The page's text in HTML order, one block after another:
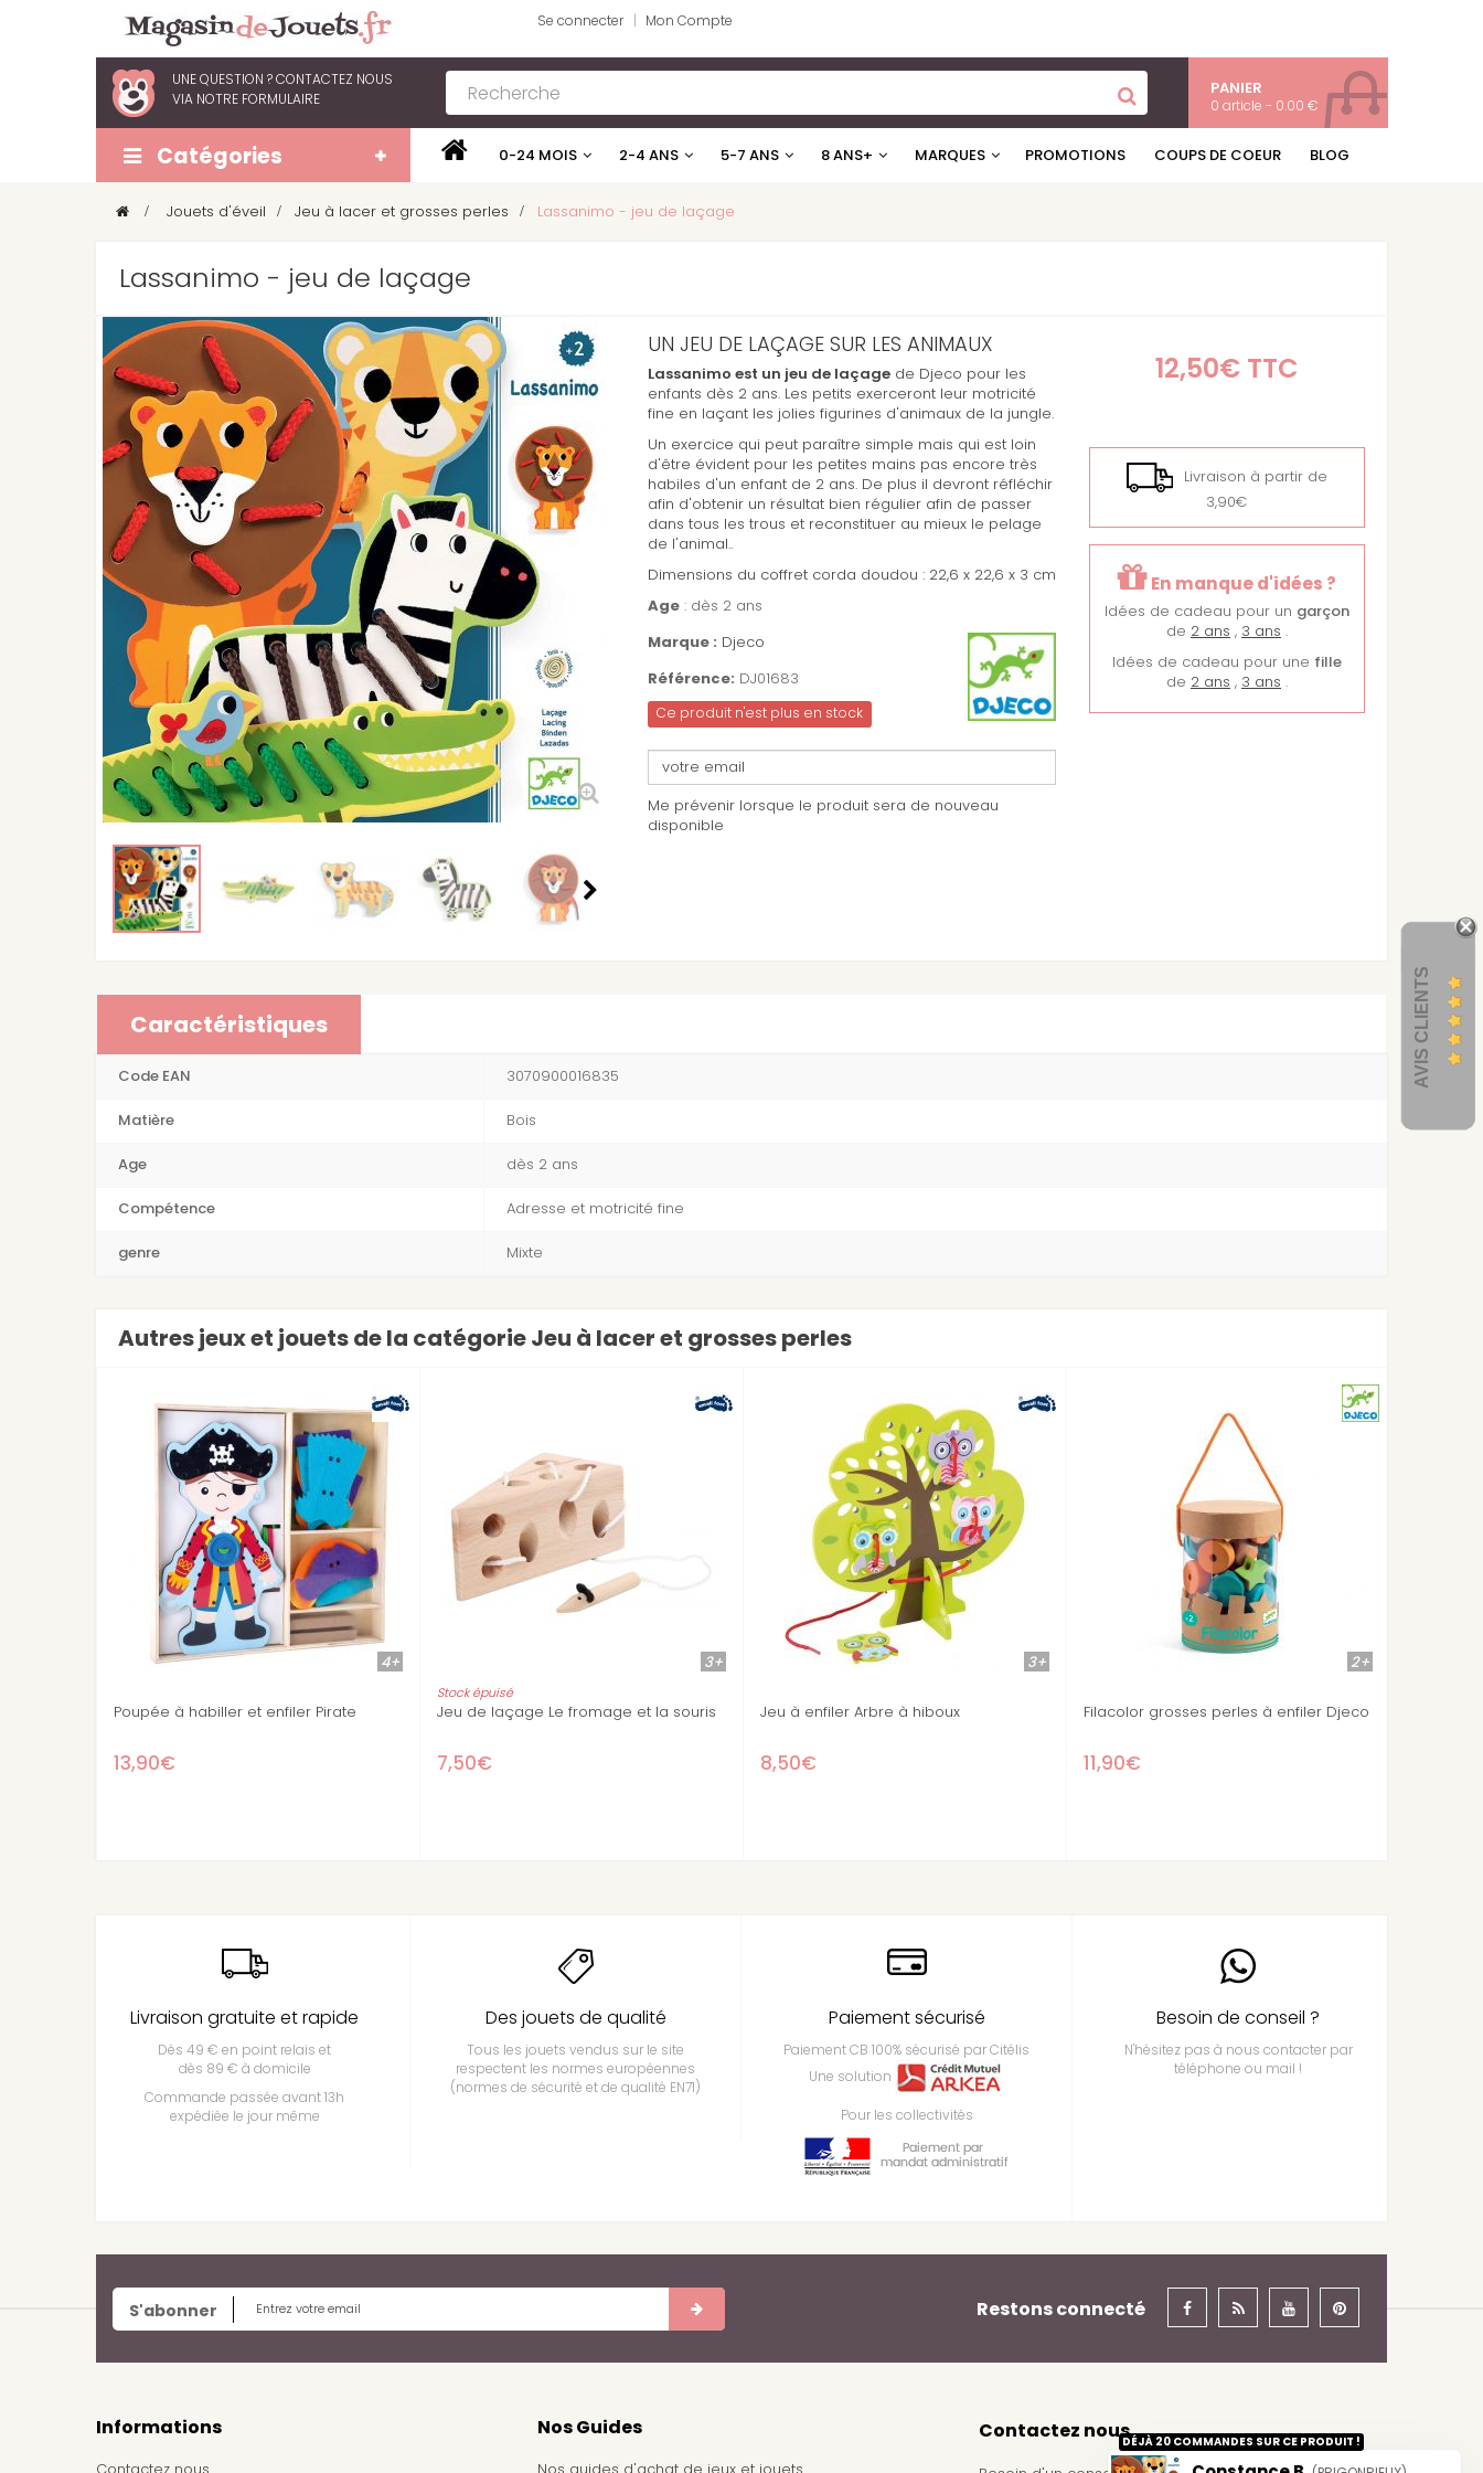
Se connecter Mon Compte
UNE QUESTION ?CONTACTEZ NOUS
VIA NOTRE FORMULAIRE
PANIER
0 article - 0.00 €
Catégories 0-24 MOIS 2-4 ANS 5-7 ANS 8 ANS+ MARQUES PROMOTIONS COUPS DE COEUR BLOG
> Jouets d'éveil > Jeu à lacer et grosses perles > Lassanimo - jeu de laçage
Lassanimo - jeu de laçage
UN JEU DE LAÇAGE SUR LES ANIMAUX
Lassanimo est un jeu de laçage de Djeco pour les
enfants dès 2 ans. Les petits exerceront leur motricité
fine en laçant les jolies figurines d'animaux de la jungle.
Un exercice qui peut paraître simple mais qui est loin
d'être évident pour les petites mains pas encore très
habiles d'un enfant de 2 ans. De plus il devront réfléchir
afin d'obtenir un résultat bien régulier afin de passer
dans tous les trous et reconstituer au mieux le pelage
de l'animal..
Dimensions du coffret corda doudou : 22,6 x 22,6 x 3 cm
Age : dès 2 ans
Marque : Djeco
Référence: DJ01683
Ce produit n'est plus en stock
Me prévenir lorsque le produit sera de nouveau
disponible
12,50€TTC
Livraison à partir de
3,90€
En manque d'idées ?
Idées de cadeau pour un garçon
de 2 ans , 3 ans .
Idées de cadeau pour une fille
de 2 ans , 3 ans .
Caractéristiques
Code EAN 3070900016835
Matière Bois
Age dès 2 ans
Compétence Adresse et motricité fine
genre Mixte
Autres jeux et jouets de la catégorie Jeu à lacer et grosses perles
4+
et enfiler Pirate Jeu de laçage Le fromage et la souris
3+
Jeu à enfiler Arbre à hiboux Filacolor grosses perles à enfiler Djeco
Grosses perles à enfiler Animaux
DÉJÀ 20 COMMANDES SUR CE PRODUIT !
Livraison gratuite et rapide
Dès 49 € en point relais et
dès 89 € à domicile
Commande passée avant 13h
expédiée le jour même
Des jouets de qualité
Tous les jouets vendus sur le site
respectent les normes européennes
(normes de sécurité et de qualité EN71)
Paiement sécurisé
Paiement CB 100% sécurisé par Citélis
Une solution
Pour les collectivités
Besoin de conseil ?
N'hésitez pas à nous contacter par
téléphone ou mail !
S'abonner Restons connecté
Informations Nos Guides Contactez nous
AVIS CLIENTS